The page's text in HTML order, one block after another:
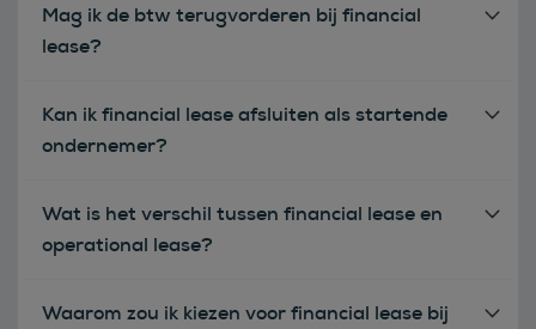
Mag ik de btw terugvorderen bij financial
lease?
Kan ik financial lease afsluiten als startende
ondernemer?
Wat is het verschil tussen financial lease en
operational lease?
Waarom zou ik kiezen voor financial lease bij